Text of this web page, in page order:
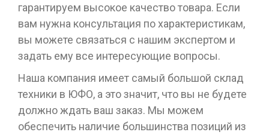
гарантируем высокое качество товара. Если
вам нужна консультация по характеристикам,
вы можете связаться с нашим экспертом и
задать ему все интересующие вопросы.
Наша компания имеет самый большой склад
техники в ЮФО, а это значит, что вы не будете
должно ждать ваш заказ. Мы можем
обеспечить наличие большинства позиций из